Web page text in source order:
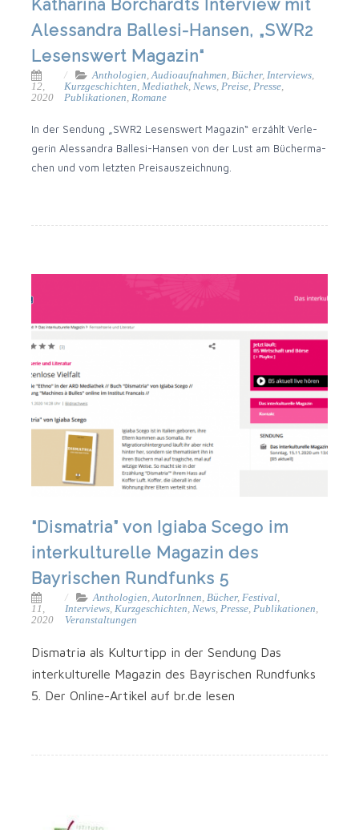
Katharina Borchardts Interview mit
Alessandra Ballesi-Hansen, „SWR2
Lesenswert Magazin“
12,
2020
Anthologien,Audioaufnahmen, Bücher, Interviews,
Kurzgeschichten, Mediathek, News, Preise, Presse,
Publikationen, Romane
In der Sen­dung „SWR2 Lesens­wert Maga­zin“ erzählt Ver­le­
ge­rin Ales­san­dra Ballesi-Hansen von der Lust am Bücher­ma­
chen und vom letz­ten Preisauszeichnung.
“Dismatria” von Igiaba Scego im
interkulturelle Magazin des
Bayrischen Rundfunks 5
11,
2020
Anthologien ,AutorInnen Bücher, Festival
Interviews Kurzgeschichten News Presse Publikationen
Veranstaltungen
Dismatria als Kulturtipp in der Sendung Das
interkulturelle Magazin des Bayrischen Rundfunks
5. Der Online-Artikel auf br.de lesen